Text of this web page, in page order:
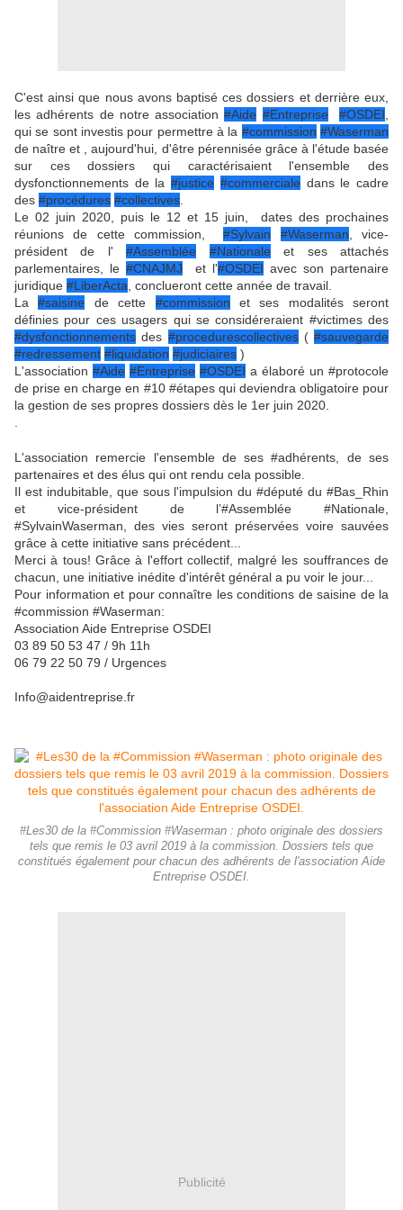
C'est ainsi que nous avons baptisé ces dossiers et derrière eux,
les adhérents de notre association#Aide #Entreprise #OSDEI
qui se sont investis pour permettre à la #commission #Waserman
de naître et , aujourd'hui, d'être pérennisée grâce à l'étude basée
sur ces dossiers qui caractérisaient l'ensemble des
dysfonctionnements de la#justice #commercialedans le cadre
des #procédures #collectives
Le 02 juin 2020, puis le 12 et 15 juin, dates des prochaines
réunions de cette commission,#Sylvain #Waserman , vice-
président de l'#Assemblée #Nationaleet ses attachés
parlementaires, le #CNAJMJ et l'#OSDEI avec son partenaire
juridique #LiberActa , conclueront cette année de travail.
La#saisine de cette #commission et ses modalités seront
définies pour ces usagers qui se considéreraient #victimes des
#dysfonctionnements des #procedurescollectives( #sauvegarde
#redressement #liquidation #judiciaires )
L'association #Aide #Entreprise #OSDEI a élaboré un #protocole
de prise en charge en #10 #étapes qui deviendra obligatoire pour
la gestion de ses propres dossiers dès le 1er juin 2020.
L'association remercie l'ensemble de ses #adhérents, de ses
partenaires et des élus qui ont rendu cela possible.
Il est indubitable, que sous l'impulsion du #député du #Bas_Rhin
et vice-président de l’#Assemblée #Nationale,
#SylvainWaserman, des vies seront préservées voire sauvées
grâce à cette initiative sans précédent...
Merci à tous! Grâce à l'effort collectif, malgré les souffrances de
chacun, une initiative inédite d'intérêt général a pu voir le jour...
Pour information et pour connaître les conditions de saisine de la
#commission #Waserman:
Association Aide Entreprise OSDEI
03 89 50 53 47 / 9h 11h
06 79 22 50 79 / Urgences
Info@aidentreprise.fr
#Les30 de la #Commission #Waserman : photo originale des dossiers
tels que remis le 03 avril 2019 à la commission. Dossiers tels que
constitués également pour chacun des adhérents de l'association Aide
Entreprise OSDEI.
Publicité